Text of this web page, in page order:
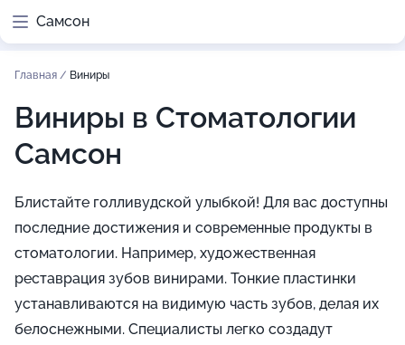
Самсон
Главная / Виниры
Виниры в Стоматологии
Самсон
Блистайте голливудской улыбкой! Для вас доступны
последние достижения и современные продукты в
стоматологии. Например, художественная
реставрация зубов винирами. Тонкие пластинки
устанавливаются на видимую часть зубов, делая их
белоснежными. Специалисты легко создадут